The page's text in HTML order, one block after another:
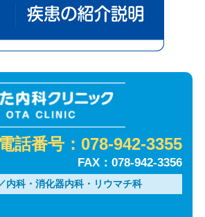
電話番号：078-942-3355
FAX：078-942-3356
内科・消化器内科・リウマチ科